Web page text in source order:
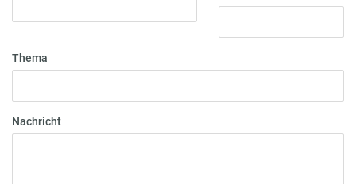
Thema
Nachricht